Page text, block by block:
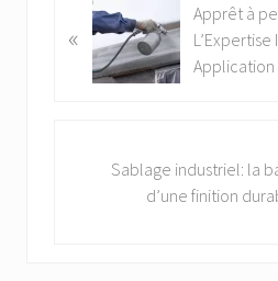
r
«
Apprêt à
Application
Sablage industriel: la
d’une finition